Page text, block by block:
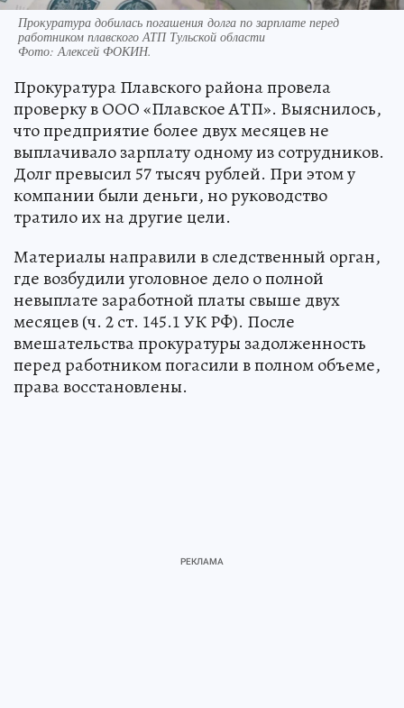
Прокуратура добилась погашения долга по зарплате перед
работником плавского АТП Тульской области
Фото: Алексей ФОКИН.
Прокуратура Плавского района провела
проверку в ООО «Плавское АТП». Выяснилось,
что предприятие более двух месяцев не
выплачивало зарплату одному из сотрудников.
Долг превысил 57 тысяч рублей. При этом у
компании были деньги, но руководство
тратило их на другие цели.
Материалы направили в следственный орган,
где возбудили уголовное дело о полной
невыплате заработной платы свыше двух
месяцев (ч. 2 ст. 145.1 УК РФ). После
вмешательства прокуратуры задолженность
перед работником погасили в полном объеме,
права восстановлены.